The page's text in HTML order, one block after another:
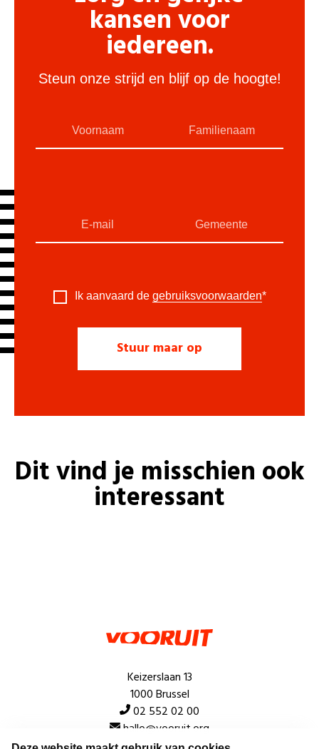
kansen voor
iedereen.
Steun onze strijd en blijf op de hoogte!
Ik aanvaard de gebruiksvoorwaarden*
Dit vind je misschien ook
interessant
Keizerslaan 13
1000 Brussel
02 552 02 00
hallo@vooruit.org